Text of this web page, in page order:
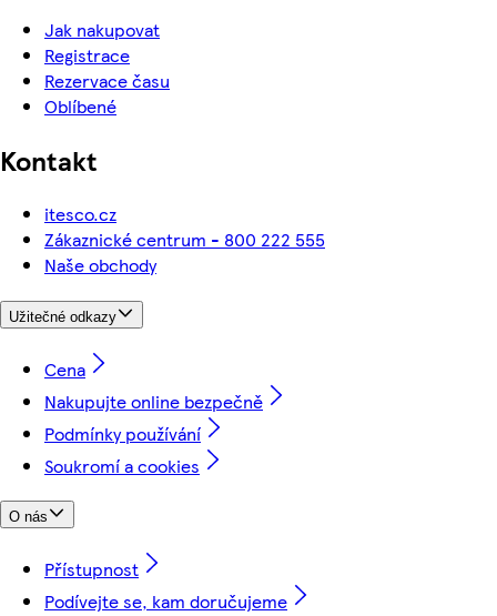
Jak nakupovat
Registrace
Rezervace času
Oblíbené
Kontakt
itesco.cz
Zákaznické centrum - 800 222 555
Naše obchody
Užitečné odkazy
Cena
Nakupujte online bezpečně
Podmínky používání
Soukromí a cookies
O nás
Přístupnost
Podívejte se, kam doručujeme